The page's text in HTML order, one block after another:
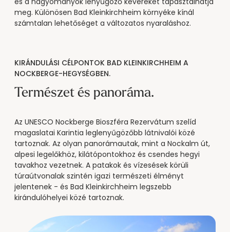
----
meg. Különösen Bad Kleinkirchheim környéke kínál
számtalan lehetőséget a változatos nyaraláshoz.
KIRÁNDULÁSI CÉLPONTOK BAD KLEINKIRCHHEIM A
NOCKBERGE-HEGYSÉGBEN.
Természet és panoráma.
Az UNESCO Nockberge Bioszféra Rezervátum szelíd
magaslatai Karintia leglenyűgözőbb látnivalói közé
tartoznak. Az olyan panorámautak, mint a Nockalm út,
alpesi legelőkhöz, kilátópontokhoz és csendes hegyi
tavakhoz vezetnek. A patakok és vízesések körüli
túraútvonalak szintén igazi természeti élményt
jelentenek - és Bad Kleinkirchheim legszebb
kirándulóhelyei közé tartoznak.